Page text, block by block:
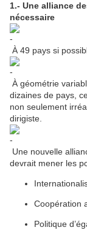
1.- Une alliance
nécessaire
À 49 pays si
À géométrie
dizaines de pays,
non seulement
dirigiste.
Une nouvelle
devrait mener les
Coopération
Politique